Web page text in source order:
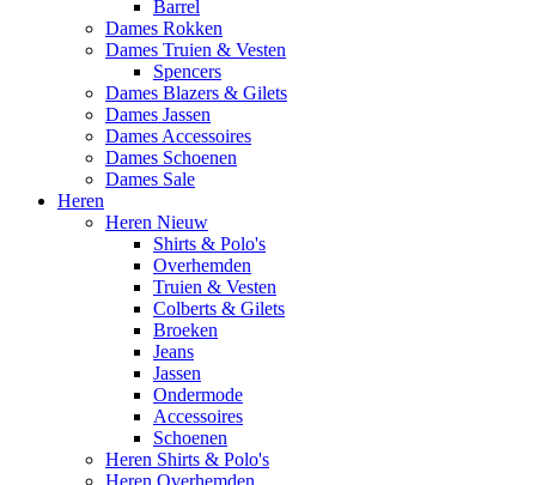
Barrel
Dames Rokken
Dames Truien & Vesten
Spencers
Dames Blazers & Gilets
Dames Jassen
Dames Accessoires
Dames Schoenen
Dames Sale
Heren
Heren Nieuw
Shirts & Polo's
Overhemden
Truien & Vesten
Colberts & Gilets
Broeken
Jeans
Jassen
Ondermode
Accessoires
Schoenen
Heren Shirts & Polo's
Heren Overhemden